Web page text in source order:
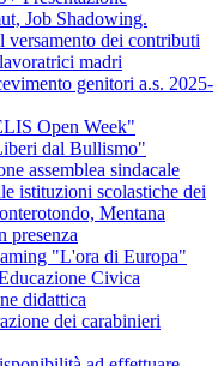
Job Shadowing.
versamento dei contributi
madri
genitori a.s. 2025-
Open Week"
dal Bullismo"
assemblea sindacale
istituzioni scolastiche dei
Mentana
presenza
"L'ora di Europa"
Civica
didattica
dei carabinieri